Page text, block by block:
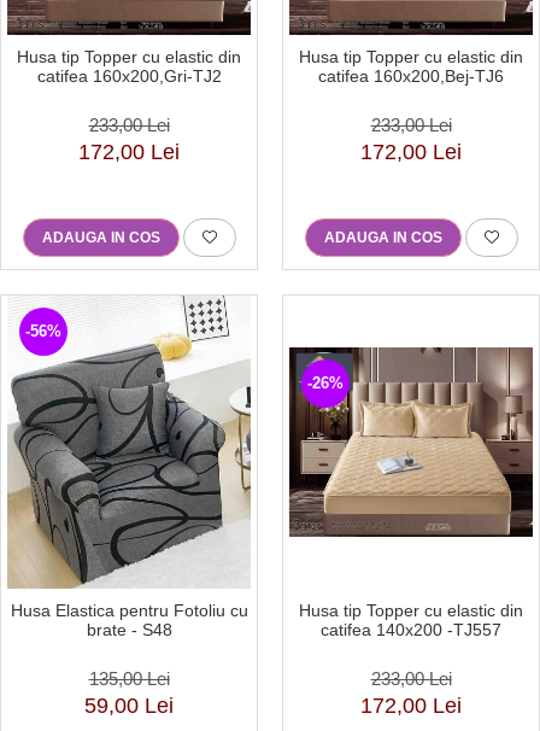
Husa tip Topper cu elastic din
catifea 160x200,Gri-TJ2
233,00 Lei
172,00 Lei
ADAUGA IN COS
Husa tip Topper cu elastic din
catifea 160x200,Bej-TJ6
233,00 Lei
172,00 Lei
ADAUGA IN COS
-56%
Husa Elastica pentru Fotoliu cu
brate - S48
135,00 Lei
59,00 Lei
-26%
Husa tip Topper cu elastic din
catifea 140x200 -TJ557
233,00 Lei
172,00 Lei